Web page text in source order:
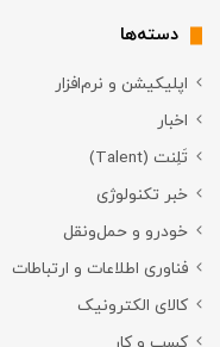
دسته‌ها
اپلیکیشن و نرم‌افزار
اخبار
تَلِنت (Talent)
خبر تکنولوژی
خودرو و حمل‌و‌نقل
فناوری اطلاعات و ارتباطات
کالای الکترونیک